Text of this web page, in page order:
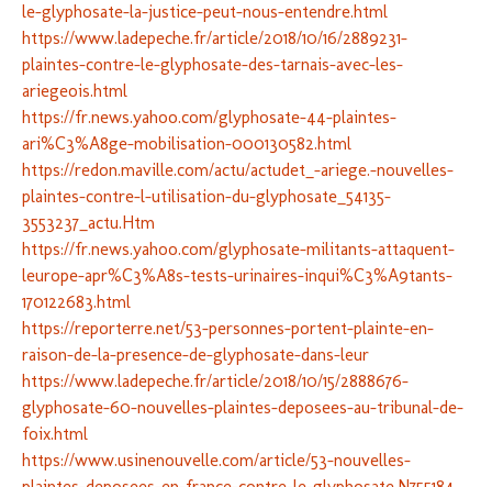
le-glyphosate-la-justice-peut-nous-entendre.html
https://www.ladepeche.fr/article/2018/10/16/2889231-
plaintes-contre-le-glyphosate-des-tarnais-avec-les-
ariegeois.html
https://fr.news.yahoo.com/glyphosate-44-plaintes-
ari%C3%A8ge-mobilisation-000130582.html
https://redon.maville.com/actu/actudet_-ariege.-nouvelles-
plaintes-contre-l-utilisation-du-glyphosate_54135-
3553237_actu.Htm
https://fr.news.yahoo.com/glyphosate-militants-attaquent-
leurope-apr%C3%A8s-tests-urinaires-inqui%C3%A9tants-
170122683.html
https://reporterre.net/53-personnes-portent-plainte-en-
raison-de-la-presence-de-glyphosate-dans-leur
https://www.ladepeche.fr/article/2018/10/15/2888676-
glyphosate-60-nouvelles-plaintes-deposees-au-tribunal-de-
foix.html
https://www.usinenouvelle.com/article/53-nouvelles-